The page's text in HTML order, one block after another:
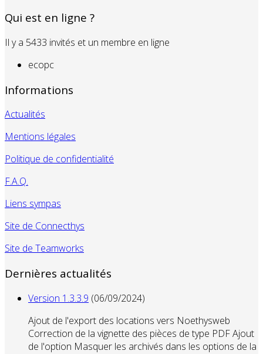
Qui est en ligne ?
Il y a 5433 invités et un membre en ligne
ecopc
Informations
Actualités
Mentions légales
Politique de confidentialité
F.A.Q.
Liens sympas
Site de Connecthys
Site de Teamworks
Dernières actualités
Version 1.3.3.9 (06/09/2024)
Ajout de l'export des locations vers Noethysweb
Correction de la vignette des pièces de type PDF Ajout
de l'option Masquer les archivés dans les options de la